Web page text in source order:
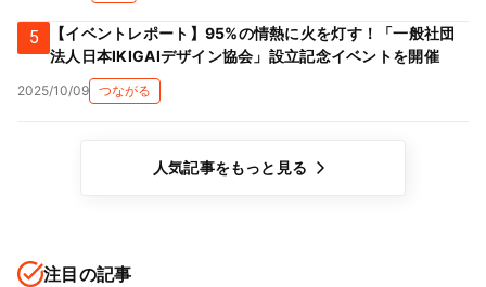
5
【イベントレポート】95%の情熱に火を灯す！「一般社団
法人日本IKIGAIデザイン協会」設立記念イベントを開催
2025/10/09 つながる
人気記事をもっと見る
注目の記事